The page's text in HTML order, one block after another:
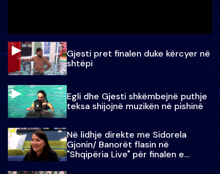
Gjesti pret finalen duke kërcyer në
shtëpi
Egli dhe Gjesti shkëmbejnë puthje
teksa shijojnë muzikën në pishinë
Në lidhje direkte me Sidorela
Gjonin/ Banorët flasin në
"Shqipëria Live" për finalen e